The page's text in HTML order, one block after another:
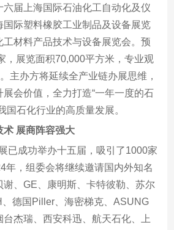
届上海国际石油化工自动化及仪
国际塑料橡胶工业制品及设备展览
材料产品技术与设备展览会。预
，展览面积70,000平方米，专业观
主办方将延续全产业链办展思维，
会价值，全力打造“一年一度的石
国石化行业的高质量发展。
术 展商阵容强大
已成功举办十五届，吸引了1000家
年，组委会将继续邀请国内外知名
谢、GE、康明斯、卡特彼勒、苏尔
德国Piller、海密梯克、ASUNG
杰瑞、西安科迅、航天石化、上